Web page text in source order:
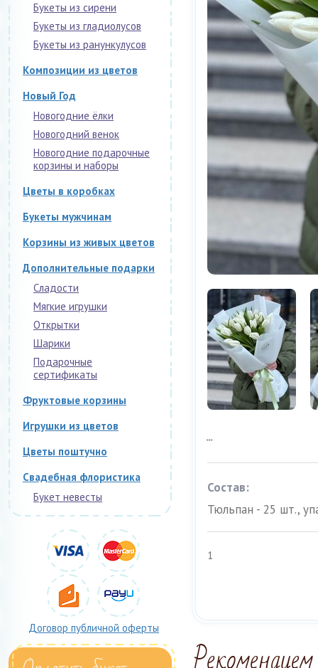
Букеты из сирени
Букеты из гладиолусов
Букеты из ранункулусов
Композиции из цветов
Новый Год
Новогодние ёлки
Новогодний венок
Новогодние подарочные
корзины и наборы
Цветы в коробках
Букеты мужчинам
Корзины из живых цветов
Дополнительные подарки
Сладости
Мягкие игрушки
Открытки
Шарики
Подарочные
сертификаты
Фруктовые корзины
Игрушки из цветов
Цветы поштучно
Свадебная флористика
Букет невесты
Договор публичной оферты
...
Состав:
Тюльпан - 25 шт.,
1